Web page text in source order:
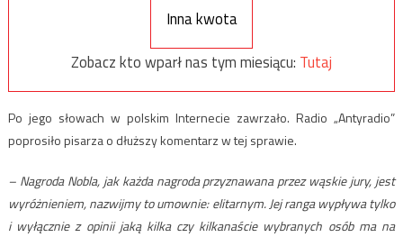
Inna kwota
Zobacz kto wparł nas tym miesiącu: Tutaj
Po jego słowach w polskim Internecie zawrzało. Radio „Antyradio”
poprosiło pisarza o dłuższy komentarz w tej sprawie.
– Nagroda Nobla, jak każda nagroda przyznawana przez wąskie jury, jest
wyróżnieniem, nazwijmy to umownie: elitarnym. Jej ranga wypływa tylko
i wyłącznie z opinii jaką kilka czy kilkanaście wybranych osób ma na